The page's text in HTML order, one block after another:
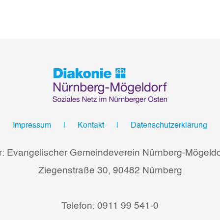
Impressum Kontakt Datenschutzerklärung
Evangelischer Gemeindeverein Nürnberg-
Ziegenstraße 30, 90482 Nürnberg
Telefon: 0911 99 541-0